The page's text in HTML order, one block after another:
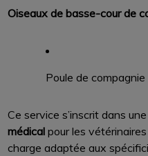
Oiseaux de basse-cour de
Poule de compagnie
Ce service s’inscrit dans
médical pour les
charge adaptée aux